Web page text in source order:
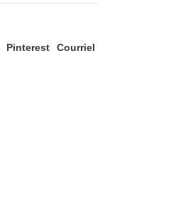
Pinterest Courriel